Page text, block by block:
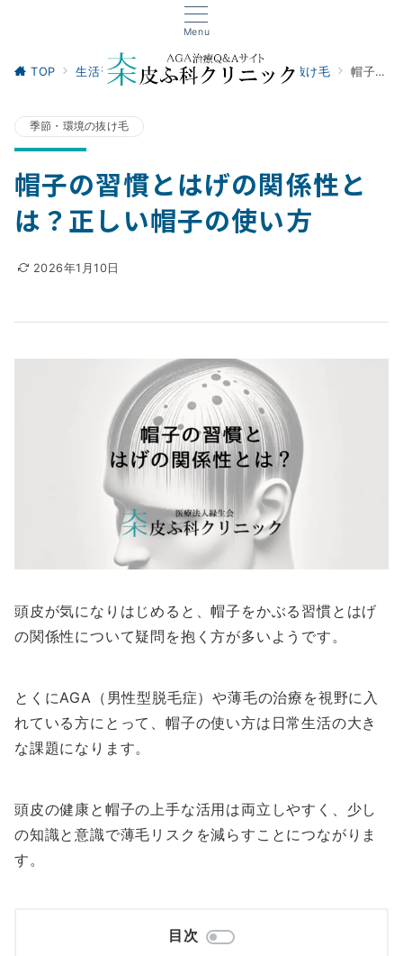
Menu
TOP 生活習慣・セルフケア 季節・環境の抜け毛 帽子の習慣とはげの関係性とは？正しい帽子の使い方
季節・環境の抜け毛
帽子の習慣とはげの関係性と
は？正しい帽子の使い方
2026年1月10日
頭皮が気になりはじめると、帽子をかぶる習慣とはげ
の関係性について疑問を抱く方が多いようです。
とくにAGA（男性型脱毛症）や薄毛の治療を視野に入
れている方にとって、帽子の使い方は日常生活の大き
な課題になります。
頭皮の健康と帽子の上手な活用は両立しやすく、少し
の知識と意識で薄毛リスクを減らすことにつながりま
す。
目次